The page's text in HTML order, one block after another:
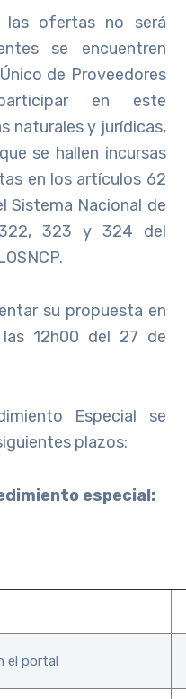
las ofertas no será
se encuentren
de Proveedores
en este
naturales y jurídicas,
se hallen incursas
en los artículos 62
Sistema Nacional de
323 y 324 del
su propuesta en
12h00 del 27 de
Especial se
plazos:
especial:
el portal